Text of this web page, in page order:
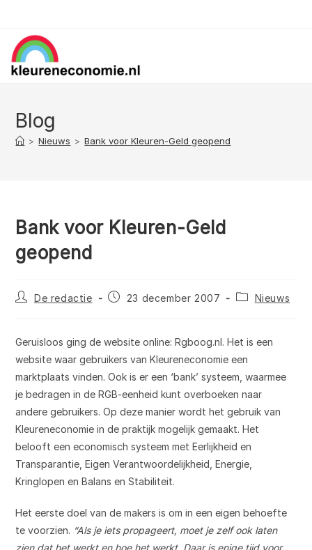
inhoud
Blog
> Nieuws > Bank voor Kleuren-Geld geopend
Bank voor Kleuren-Geld
geopend
BerichtDe redactie
Bericht23 december 2007 Nieuws
Geruisloos ging de website online: Rgboog.nl. Het is een
website waar gebruikers van Kleureneconomie een
marktplaats vinden. Ook is er een ‘bank’ systeem, waarmee
je bedragen in de RGB-eenheid kunt overboeken naar
andere gebruikers. Op deze manier wordt het gebruik van
Kleureneconomie in de praktijk mogelijk gemaakt. Het
belooft een economisch systeem met Eerlijkheid en
Transparantie, Eigen Verantwoordelijkheid, Energie,
Kringlopen en Balans en Stabiliteit.
Het eerste doel van de makers is om in een eigen behoefte
te voorzien. “Als je iets propageert, moet je zelf ook laten
zien dat het werkt en hoe het werkt. Daar is enige tijd voor